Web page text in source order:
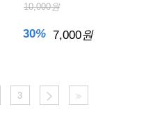
10,000원
30% 7,000원
3